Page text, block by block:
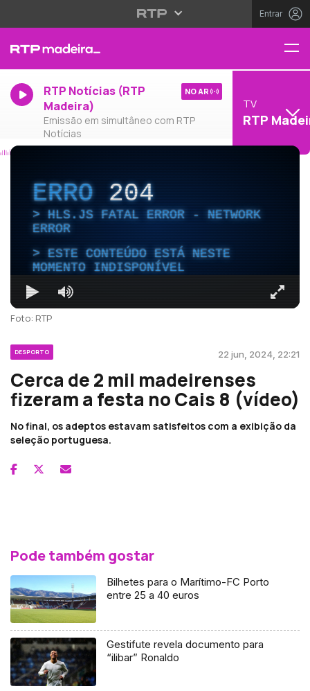
Entrar
RTP Notícias (RTP
Madeira)
Emissão em simultâneo com RTP
Notícias
NO AR
TV
RTP
ERRO204
HLS.JS FATAL ERROR - NETWORK
ERROR
ESTE CONTEÚDO ESTÁ NESTE
MOMENTO INDISPONÍVEL
Foto: RTP
DESPORTO 22 jun, 2024, 22:21
Cerca de 2 mil madeirenses
fizeram a festa no Cais 8 (vídeo)
No final, os adeptos estavam satisfeitos com a exibição da
seleção portuguesa.
Pode também gostar
Bilhetes para o Marítimo-FC Porto
entre 25 a 40 euros
Gestifute revela documento para
“ilibar” Ronaldo